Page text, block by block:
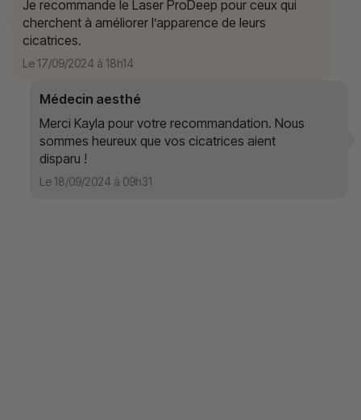
Je recommande le Laser ProDeep pour ceux qui
cherchent à améliorer l’apparence de leurs
cicatrices.
Le 17/09/2024 à 18h14
Médecin aesthé
Merci Kayla pour votre recommandation. Nous
sommes heureux que vos cicatrices aient
disparu !
Le 18/09/2024 à 09h31